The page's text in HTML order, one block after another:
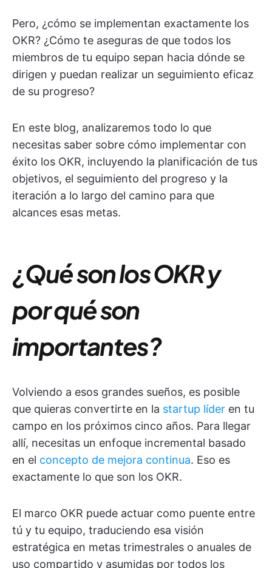
Pero, ¿cómo se implementan exactamente los
OKR? ¿Cómo te aseguras de que todos los
miembros de tu equipo sepan hacia dónde se
dirigen y puedan realizar un seguimiento eficaz
de su progreso?
En este blog, analizaremos todo lo que
necesitas saber sobre cómo implementar con
éxito los OKR, incluyendo la planificación de tus
objetivos, el seguimiento del progreso y la
iteración a lo largo del camino para que
alcances esas metas.
¿Qué son los OKR y
por qué son
importantes?
Volviendo a esos grandes sueños, es posible
que quieras convertirte en la startup líder en tu
campo en los próximos cinco años. Para llegar
allí, necesitas un enfoque incremental basado
en el concepto de mejora continua. Eso es
exactamente lo que son los OKR.
El marco OKR puede actuar como puente entre
tú y tu equipo, traduciendo esa visión
estratégica en metas trimestrales o anuales de
uso compartido y asumidas por todos los